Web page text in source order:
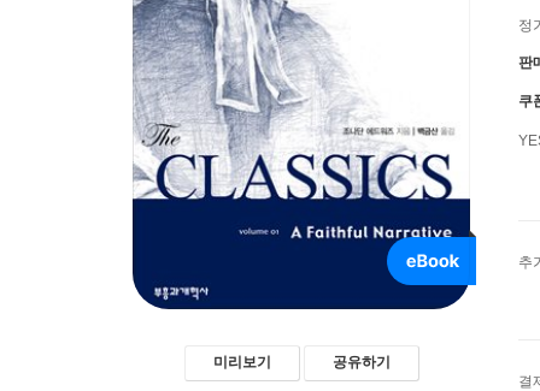
미리보기 공유하기
정
판
쿠
추
결